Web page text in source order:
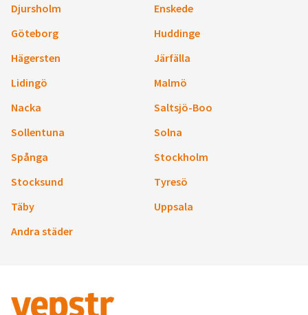
Djursholm
Enskede
Göteborg
Huddinge
Hägersten
Järfälla
Lidingö
Malmö
Nacka
Saltsjö-Boo
Sollentuna
Solna
Spånga
Stockholm
Stocksund
Tyresö
Täby
Uppsala
Andra städer